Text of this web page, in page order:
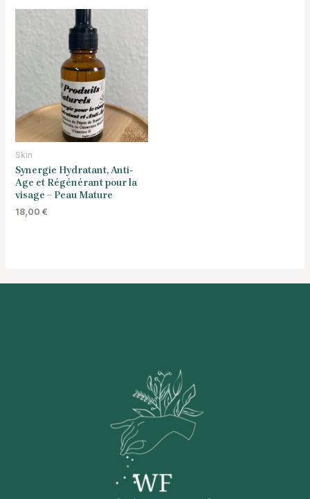
Skin
Synergie Hydratant, Anti-
Age et Régénérant pour la
visage – Peau Mature
18,00 €